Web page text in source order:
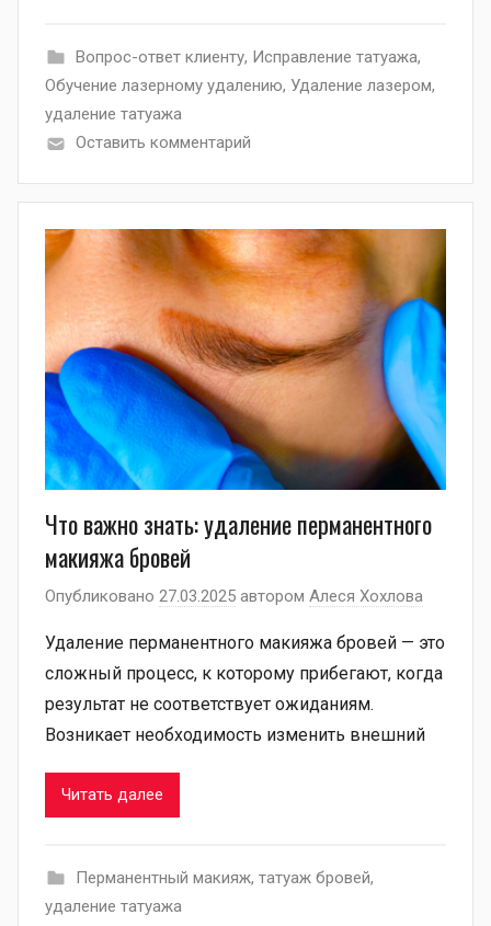
Вопрос-ответ клиенту, Исправление татуажа,
Обучение лазерному удалению, Удаление лазером,
удаление татуажа
Оставить комментарий
Что важно знать: удаление перманентного
макияжа бровей
Опубликовано 27.03.2025 автором Алеся Хохлова
Удаление перманентного макияжа бровей — это
сложный процесс, к которому прибегают, когда
результат не соответствует ожиданиям.
Возникает необходимость изменить внешний
Читать далее
Перманентный макияж, татуаж бровей,
удаление татуажа